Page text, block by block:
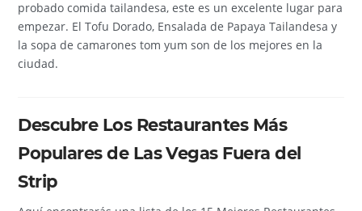
probado comida tailandesa, este es un excelente lugar para
empezar. El Tofu Dorado, Ensalada de Papaya Tailandesa y
la sopa de camarones tom yum son de los mejores en la
ciudad.
Descubre Los Restaurantes Más
Populares de Las Vegas Fuera del
Strip